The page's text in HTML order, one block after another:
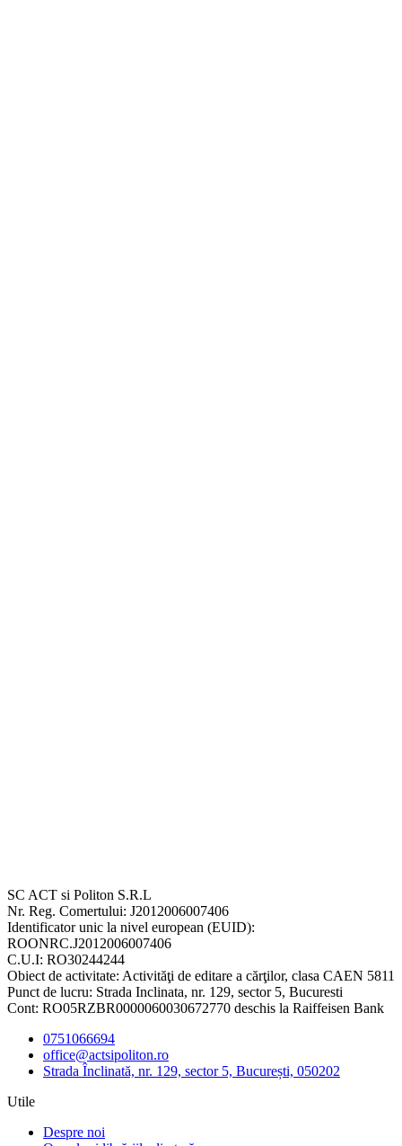
SC ACT si Politon S.R.L
Nr. Reg. Comertului: J2012006007406
Identificator unic la nivel european (EUID):
ROONRC.J2012006007406
C.U.I: RO30244244
Obiect de activitate: Activităţi de editare a cărţilor, clasa CAEN 5811
Punct de lucru: Strada Inclinata, nr. 129, sector 5, Bucuresti
Cont: RO05RZBR0000060030672770 deschis la Raiffeisen Bank
0751066694
office@actsipoliton.ro
Strada Înclinată, nr. 129, sector 5, București, 050202
Utile
Despre noi